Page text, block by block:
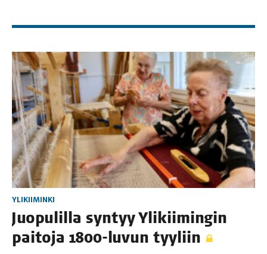
YLIKIIMINKI
Juo­pu­lil­la syn­tyy Yli­kii­min­gin
pai­to­ja 1800-luvun tyyliin